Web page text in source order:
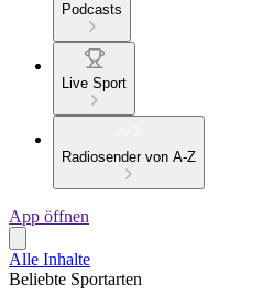
Podcasts
Live Sport
Radiosender von A-Z
App öffnen
Alle Inhalte
Beliebte Sportarten